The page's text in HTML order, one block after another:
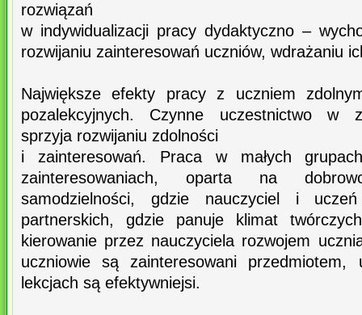
rozwiązań
w indywidualizacji pracy dydaktyczno –
rozwijaniu zainteresowań uczniów, wdrażaniu
Największe efekty pracy z uczniem
pozalekcyjnych. Czynne uczestnictwo w
sprzyja rozwijaniu zdolności
i zainteresowań. Praca w małych
zainteresowaniach, oparta na
samodzielności, gdzie nauczyciel i
partnerskich, gdzie panuje klimat
kierowanie przez nauczyciela rozwojem
uczniowie są zainteresowani
lekcjach są efektywniejsi.